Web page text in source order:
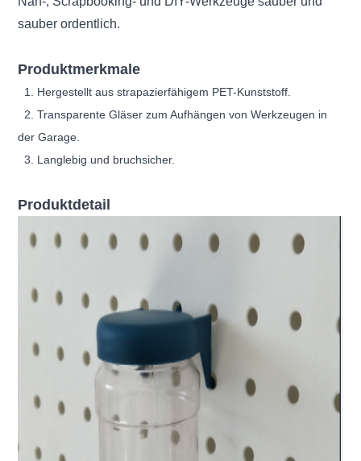
sauber ordentlich.
Produktmerkmale
1. Hergestellt aus strapazierfähigem PET-Kunststoff.
2. Transparente Gläser zum Aufhängen von Werkzeugen in
der Garage.
3. Langlebig und bruchsicher.
Produktdetail